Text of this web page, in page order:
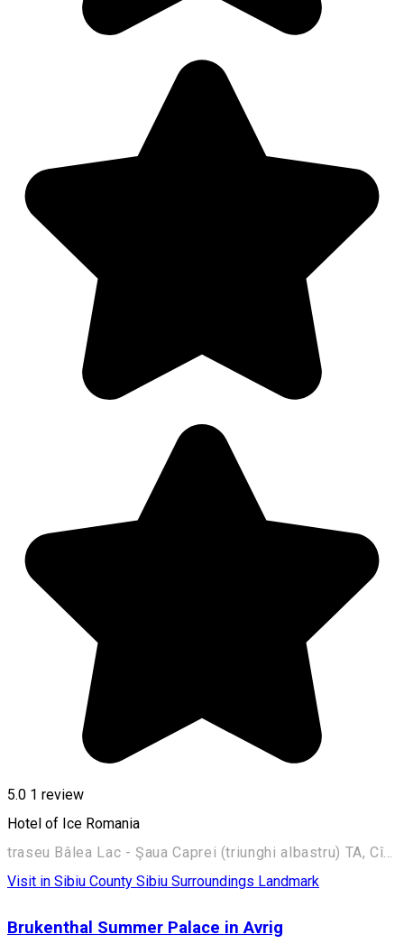
5.0 1 review
Hotel of Ice Romania
traseu Bâlea Lac - Şaua Caprei (triunghi albastru) TA, Cîrţişoara 117040, Romania
Visit in Sibiu County Sibiu Surroundings Landmark
Brukenthal Summer Palace in Avrig